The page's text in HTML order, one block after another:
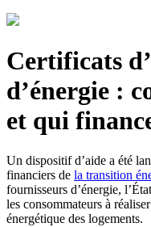
Certificats
d’énergie :
et qui
Un dispositif d’aide a été
financiers de la transition
fournisseurs d’énergie,
les consommateurs à
énergétique des logements.